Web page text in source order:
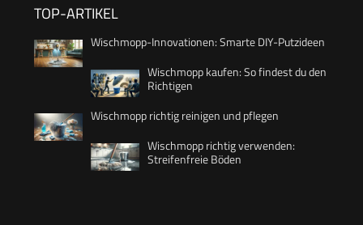
TOP-ARTIKEL
Wischmopp-Innovationen: Smarte DIY-Putzideen
Wischmopp kaufen: So findest du den
Richtigen
Wischmopp richtig reinigen und pflegen
Wischmopp richtig verwenden:
Streifenfreie Böden